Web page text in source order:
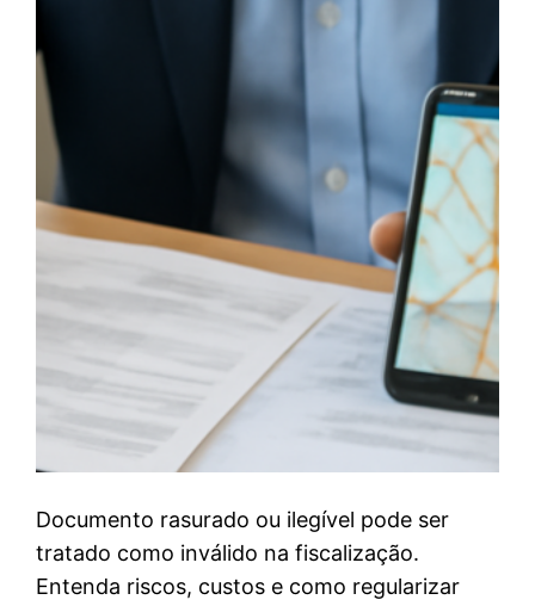
Documento rasurado ou ilegível pode ser
tratado como inválido na fiscalização.
Entenda riscos, custos e como regularizar